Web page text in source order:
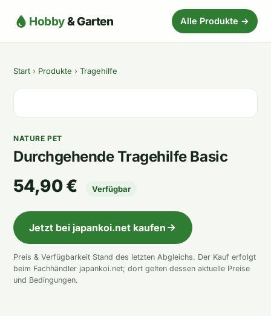
Hobby& Garten Alle Produkte →
Start › Produkte › Tragehilfe
NATURE PET
Durchgehende Tragehilfe Basic
54,90 € Verfügbar
Jetzt bei japankoi.net kaufen
Preis & Verfügbarkeit Stand des letzten Abgleichs. Der Kauf erfolgt
beim Fachhändler japankoi.net; dort gelten dessen aktuelle Preise
und Bedingungen.